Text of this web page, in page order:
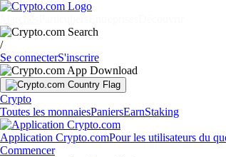
/
Se connecterS'inscrire
Crypto
Toutes les monnaiesPaniersEarnStaking
Application Crypto.comPour les utilisateurs du
Commencer